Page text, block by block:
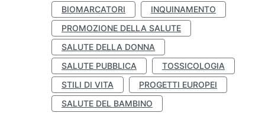
BIOMARCATORI
INQUINAMENTO
PROMOZIONE DELLA SALUTE
SALUTE DELLA DONNA
SALUTE PUBBLICA
TOSSICOLOGIA
STILI DI VITA
PROGETTI EUROPEI
SALUTE DEL BAMBINO